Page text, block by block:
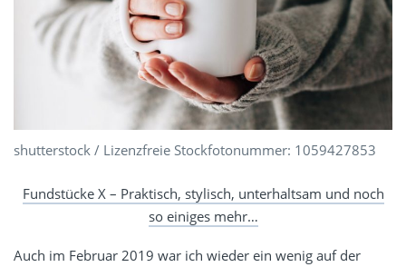
shutterstock / Lizenzfreie Stockfotonummer: 1059427853
Fundstücke X – Praktisch, stylisch, unterhaltsam und noch
so einiges mehr…
Auch im Februar 2019 war ich wieder ein wenig auf der